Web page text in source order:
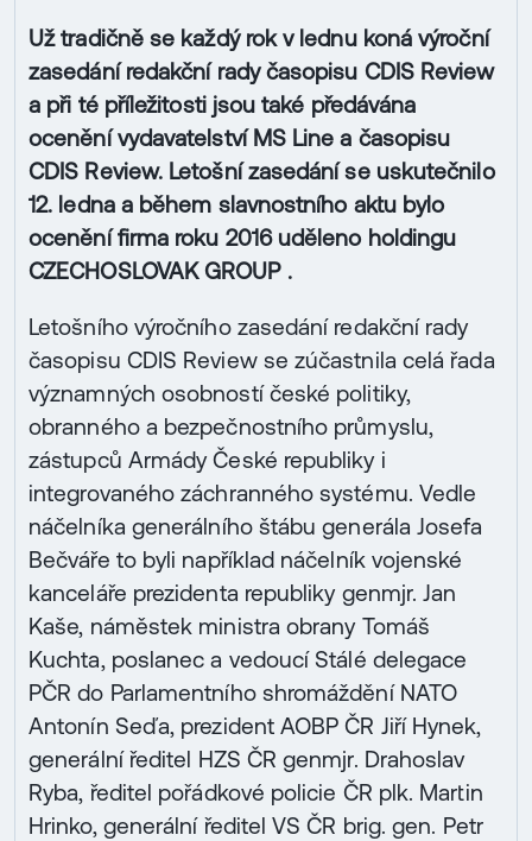
Už tradičně se každý rok v lednu koná výroční
zasedání redakční rady časopisu CDIS Review
a při té příležitosti jsou také předávána
ocenění vydavatelství MS Line a časopisu
CDIS Review. Letošní zasedání se uskutečnilo
12. ledna a během slavnostního aktu bylo
ocenění firma roku 2016 uděleno holdingu
CZECHOSLOVAK GROUP .
Letošního výročního zasedání redakční rady
časopisu CDIS Review se zúčastnila celá řada
významných osobností české politiky,
obranného a bezpečnostního průmyslu,
zástupců Armády České republiky i
integrovaného záchranného systému. Vedle
náčelníka generálního štábu generála Josefa
Bečváře to byli například náčelník vojenské
kanceláře prezidenta republiky genmjr. Jan
Kaše, náměstek ministra obrany Tomáš
Kuchta, poslanec a vedoucí Stálé delegace
PČR do Parlamentního shromáždění NATO
Antonín Seďa, prezident AOBP ČR Jiří Hynek,
generální ředitel HZS ČR genmjr. Drahoslav
Ryba, ředitel pořádkové policie ČR plk. Martin
Hrinko, generální ředitel VS ČR brig. gen. Petr